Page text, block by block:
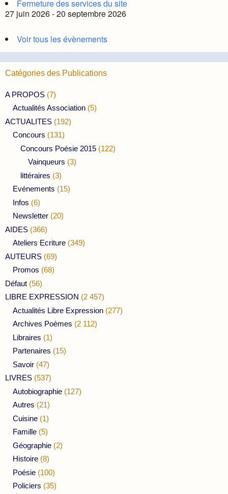
Fermeture des services du site
27 juin 2026 - 20 septembre 2026
Voir tous les évènements
Catégories des Publications
A PROPOS (7)
Actualités Association (5)
ACTUALITES (192)
Concours (131)
Concours Poésie 2015 (122)
Vainqueurs (3)
littéraires (3)
Evénements (15)
Infos (6)
Newsletter (20)
AIDES (366)
Ateliers Ecriture (349)
AUTEURS (69)
Promos (68)
Défaut (56)
LIBRE EXPRESSION (2 457)
Actualités Libre Expression (277)
Archives Poèmes (2 112)
Libraires (1)
Partenaires (15)
Savoir (47)
LIVRES (537)
Autobiographie (127)
Autres (21)
Cuisine (1)
Famille (5)
Géographie (2)
Histoire (8)
Poésie (100)
Policiers (35)